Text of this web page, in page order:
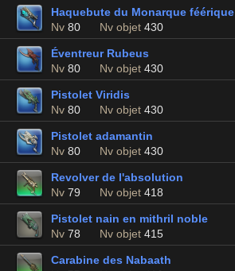
Haquebute du Monarque féérique
Nv 80 Nv objet 430
Éventreur Rubeus
Nv 80 Nv objet 430
Pistolet Viridis
Nv 80 Nv objet 430
Pistolet adamantin
Nv 80 Nv objet 430
Revolver de l'absolution
Nv 79 Nv objet 418
Pistolet nain en mithril noble
Nv 78 Nv objet 415
Carabine des Nabaath